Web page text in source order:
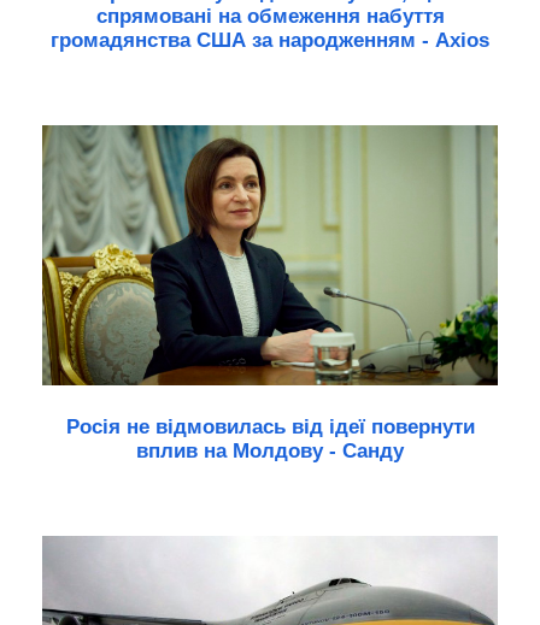
спрямовані на обмеження набуття
громадянства США за народженням - Axios
Росія не відмовилась від ідеї повернути
вплив на Молдову - Санду